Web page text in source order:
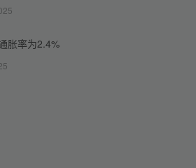
胀率为2.4%